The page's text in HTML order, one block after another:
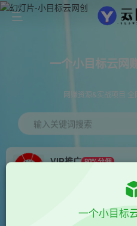
一个小目标云网
网赚资源&实战项目 全
输入关键词搜索
VIP推广 80%分佣
会员专属 正文
一个小目标